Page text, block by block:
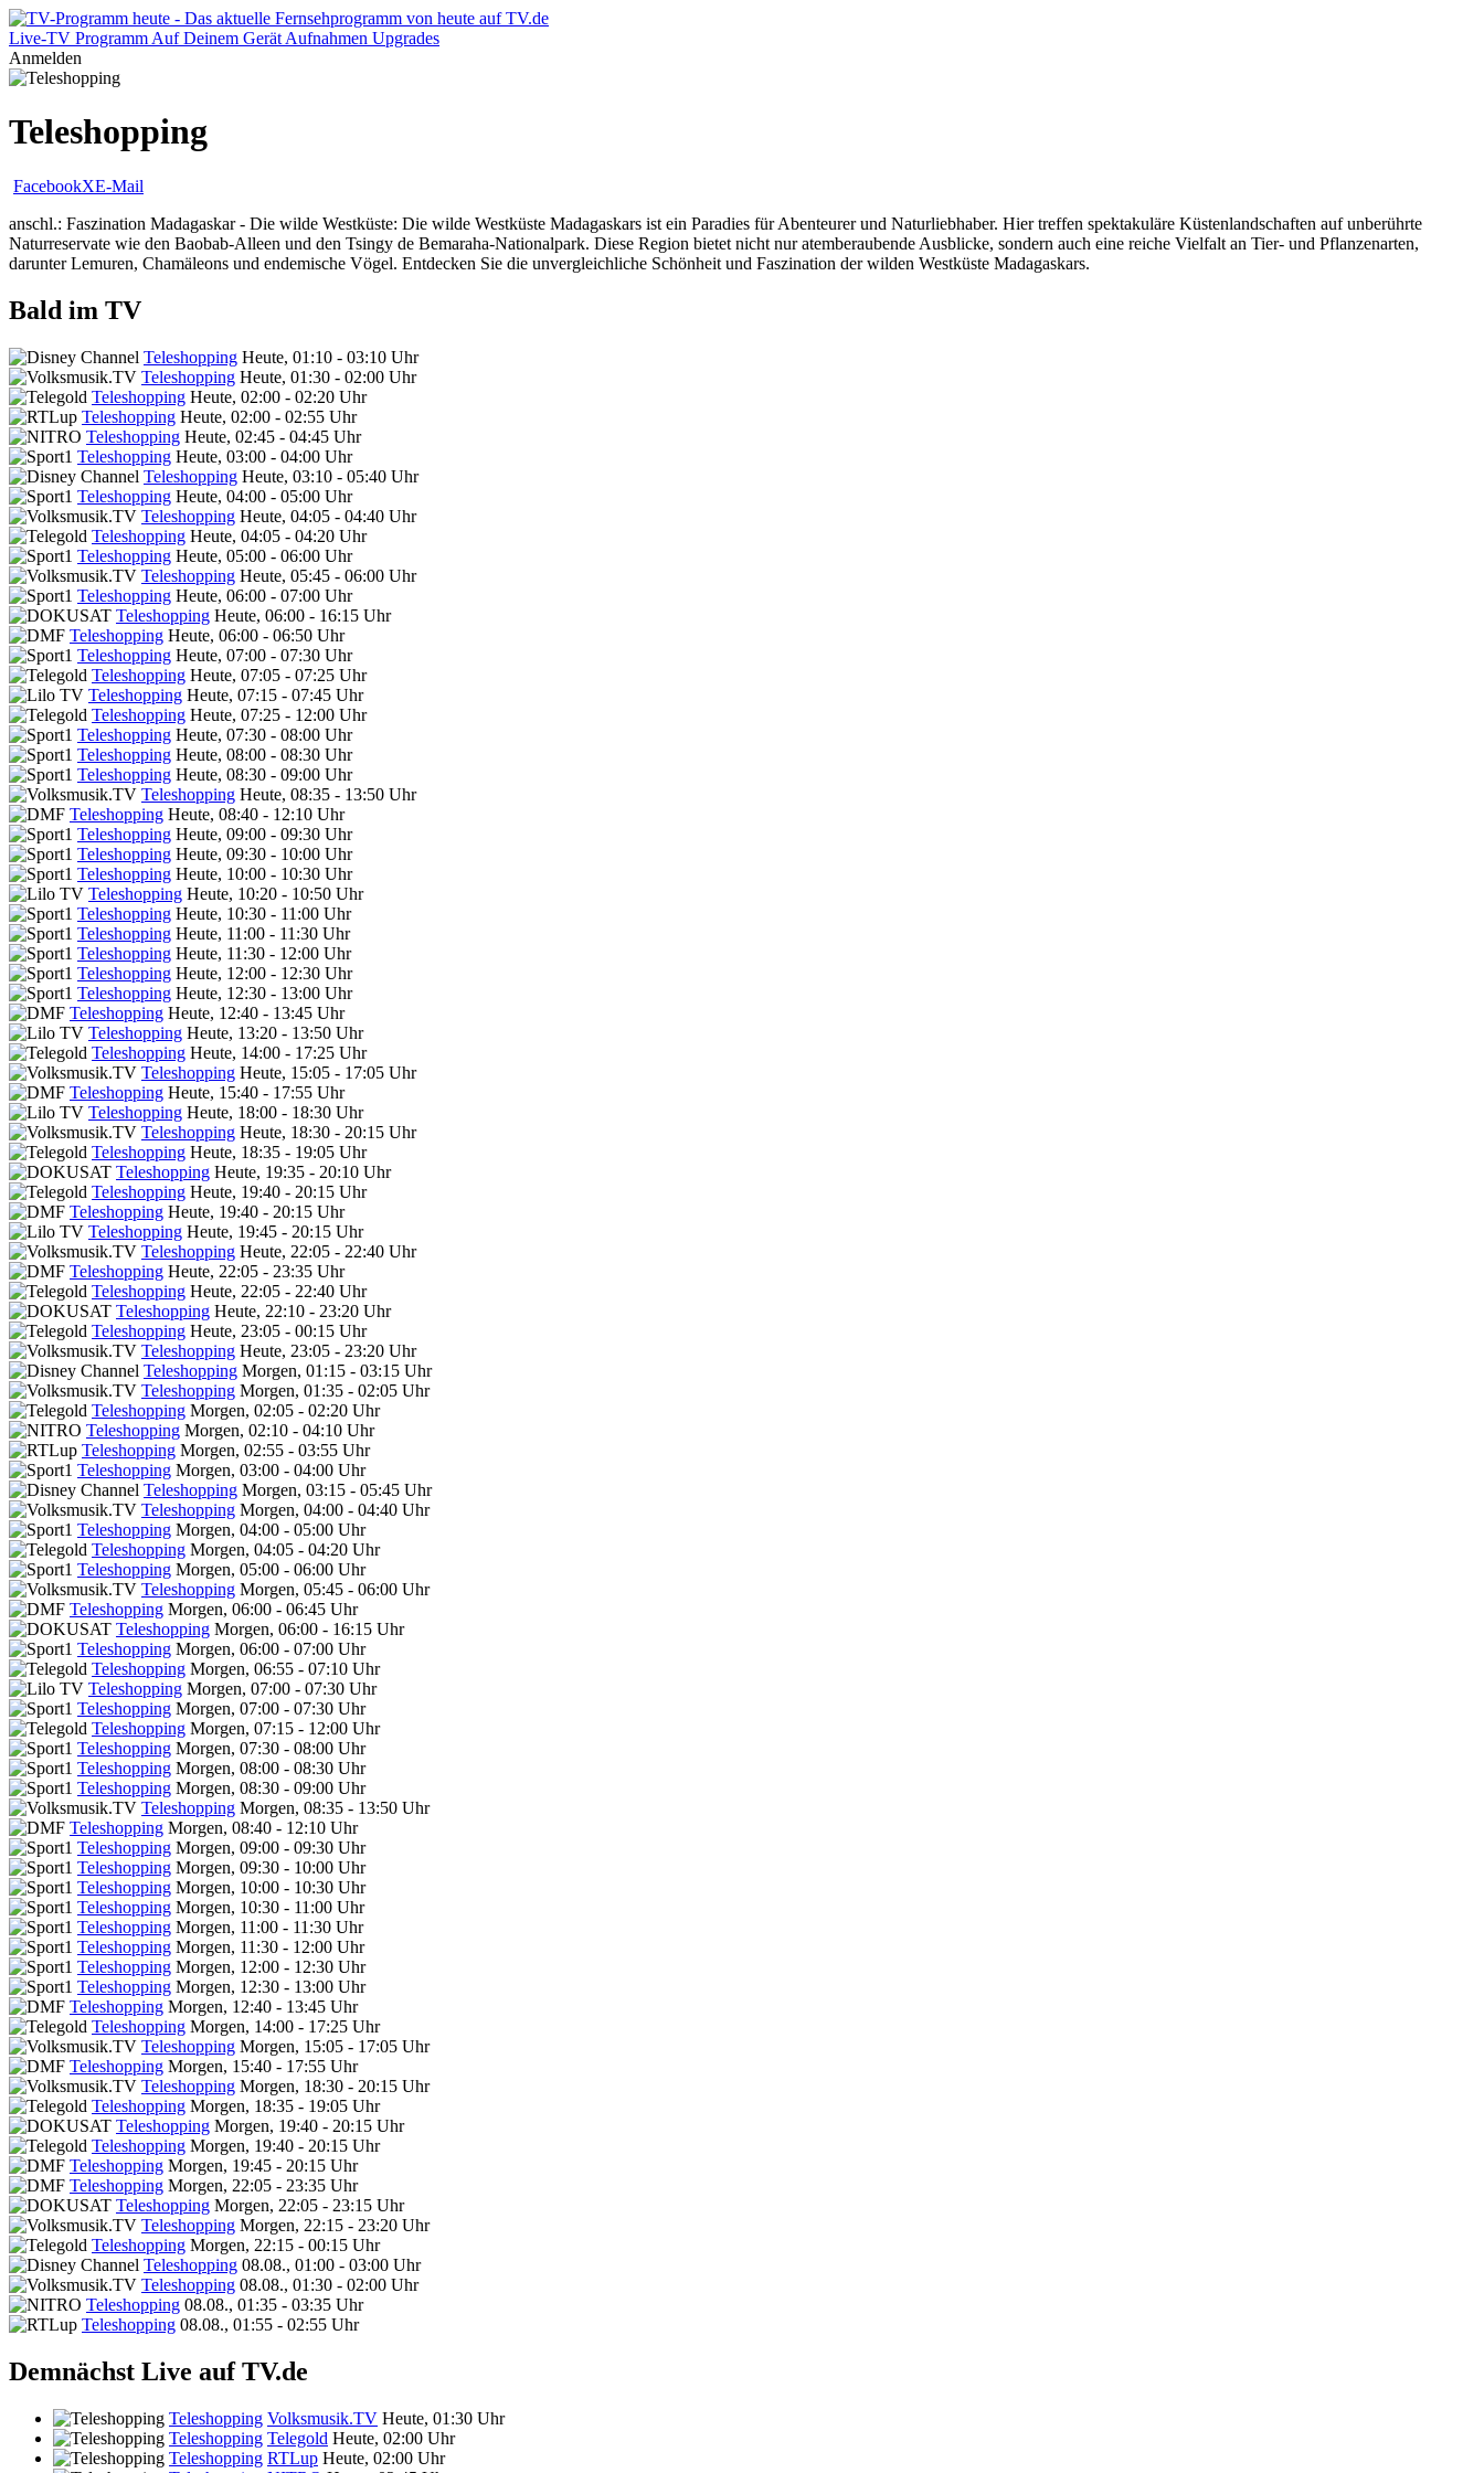
Live-TV Programm Auf Deinem Gerät Aufnahmen Upgrades
Anmelden
Teleshopping
FacebookXE-Mail
anschl.: Faszination Madagaskar - Die wilde Westküste: Die wilde Westküste Madagaskars ist ein Paradies für Abenteurer und Naturliebhaber. Hier treffen spektakuläre Küstenlandschaften auf unberührte
Naturreservate wie den Baobab-Alleen und den Tsingy de Bemaraha-Nationalpark. Diese Region bietet nicht nur atemberaubende Ausblicke, sondern auch eine reiche Vielfalt an Tier- und Pflanzenarten,
darunter Lemuren, Chamäleons und endemische Vögel. Entdecken Sie die unvergleichliche Schönheit und Faszination der wilden Westküste Madagaskars.
Bald im TV
Teleshopping Heute, 01:10 - 03:10 Uhr
Teleshopping Heute, 01:30 - 02:00 Uhr
Teleshopping Heute, 02:00 - 02:20 Uhr
Teleshopping Heute, 02:00 - 02:55 Uhr
Teleshopping Heute, 02:45 - 04:45 Uhr
Teleshopping Heute, 03:00 - 04:00 Uhr
Teleshopping Heute, 03:10 - 05:40 Uhr
Teleshopping Heute, 04:00 - 05:00 Uhr
Teleshopping Heute, 04:05 - 04:40 Uhr
Teleshopping Heute, 04:05 - 04:20 Uhr
Teleshopping Heute, 05:00 - 06:00 Uhr
Teleshopping Heute, 05:45 - 06:00 Uhr
Teleshopping Heute, 06:00 - 07:00 Uhr
Teleshopping Heute, 06:00 - 16:15 Uhr
Teleshopping Heute, 06:00 - 06:50 Uhr
Teleshopping Heute, 07:00 - 07:30 Uhr
Teleshopping Heute, 07:05 - 07:25 Uhr
Teleshopping Heute, 07:15 - 07:45 Uhr
Teleshopping Heute, 07:25 - 12:00 Uhr
Teleshopping Heute, 07:30 - 08:00 Uhr
Teleshopping Heute, 08:00 - 08:30 Uhr
Teleshopping Heute, 08:30 - 09:00 Uhr
Teleshopping Heute, 08:35 - 13:50 Uhr
Teleshopping Heute, 08:40 - 12:10 Uhr
Teleshopping Heute, 09:00 - 09:30 Uhr
Teleshopping Heute, 09:30 - 10:00 Uhr
Teleshopping Heute, 10:00 - 10:30 Uhr
Teleshopping Heute, 10:20 - 10:50 Uhr
Teleshopping Heute, 10:30 - 11:00 Uhr
Teleshopping Heute, 11:00 - 11:30 Uhr
Teleshopping Heute, 11:30 - 12:00 Uhr
Teleshopping Heute, 12:00 - 12:30 Uhr
Teleshopping Heute, 12:30 - 13:00 Uhr
Teleshopping Heute, 12:40 - 13:45 Uhr
Teleshopping Heute, 13:20 - 13:50 Uhr
Teleshopping Heute, 14:00 - 17:25 Uhr
Teleshopping Heute, 15:05 - 17:05 Uhr
Teleshopping Heute, 15:40 - 17:55 Uhr
Teleshopping Heute, 18:00 - 18:30 Uhr
Teleshopping Heute, 18:30 - 20:15 Uhr
Teleshopping Heute, 18:35 - 19:05 Uhr
Teleshopping Heute, 19:35 - 20:10 Uhr
Teleshopping Heute, 19:40 - 20:15 Uhr
Teleshopping Heute, 19:40 - 20:15 Uhr
Teleshopping Heute, 19:45 - 20:15 Uhr
Teleshopping Heute, 22:05 - 22:40 Uhr
Teleshopping Heute, 22:05 - 23:35 Uhr
Teleshopping Heute, 22:05 - 22:40 Uhr
Teleshopping Heute, 22:10 - 23:20 Uhr
Teleshopping Heute, 23:05 - 00:15 Uhr
Teleshopping Heute, 23:05 - 23:20 Uhr
Teleshopping Morgen, 01:15 - 03:15 Uhr
Teleshopping Morgen, 01:35 - 02:05 Uhr
Teleshopping Morgen, 02:05 - 02:20 Uhr
Teleshopping Morgen, 02:10 - 04:10 Uhr
Teleshopping Morgen, 02:55 - 03:55 Uhr
Teleshopping Morgen, 03:00 - 04:00 Uhr
Teleshopping Morgen, 03:15 - 05:45 Uhr
Teleshopping Morgen, 04:00 - 04:40 Uhr
Teleshopping Morgen, 04:00 - 05:00 Uhr
Teleshopping Morgen, 04:05 - 04:20 Uhr
Teleshopping Morgen, 05:00 - 06:00 Uhr
Teleshopping Morgen, 05:45 - 06:00 Uhr
Teleshopping Morgen, 06:00 - 06:45 Uhr
Teleshopping Morgen, 06:00 - 16:15 Uhr
Teleshopping Morgen, 06:00 - 07:00 Uhr
Teleshopping Morgen, 06:55 - 07:10 Uhr
Teleshopping Morgen, 07:00 - 07:30 Uhr
Teleshopping Morgen, 07:00 - 07:30 Uhr
Teleshopping Morgen, 07:15 - 12:00 Uhr
Teleshopping Morgen, 07:30 - 08:00 Uhr
Teleshopping Morgen, 08:00 - 08:30 Uhr
Teleshopping Morgen, 08:30 - 09:00 Uhr
Teleshopping Morgen, 08:35 - 13:50 Uhr
Teleshopping Morgen, 08:40 - 12:10 Uhr
Teleshopping Morgen, 09:00 - 09:30 Uhr
Teleshopping Morgen, 09:30 - 10:00 Uhr
Teleshopping Morgen, 10:00 - 10:30 Uhr
Teleshopping Morgen, 10:30 - 11:00 Uhr
Teleshopping Morgen, 11:00 - 11:30 Uhr
Teleshopping Morgen, 11:30 - 12:00 Uhr
Teleshopping Morgen, 12:00 - 12:30 Uhr
Teleshopping Morgen, 12:30 - 13:00 Uhr
Teleshopping Morgen, 12:40 - 13:45 Uhr
Teleshopping Morgen, 14:00 - 17:25 Uhr
Teleshopping Morgen, 15:05 - 17:05 Uhr
Teleshopping Morgen, 15:40 - 17:55 Uhr
Teleshopping Morgen, 18:30 - 20:15 Uhr
Teleshopping Morgen, 18:35 - 19:05 Uhr
Teleshopping Morgen, 19:40 - 20:15 Uhr
Teleshopping Morgen, 19:40 - 20:15 Uhr
Teleshopping Morgen, 19:45 - 20:15 Uhr
Teleshopping Morgen, 22:05 - 23:35 Uhr
Teleshopping Morgen, 22:05 - 23:15 Uhr
Teleshopping Morgen, 22:15 - 23:20 Uhr
Teleshopping Morgen, 22:15 - 00:15 Uhr
Teleshopping 08.08., 01:00 - 03:00 Uhr
Teleshopping 08.08., 01:30 - 02:00 Uhr
Teleshopping 08.08., 01:35 - 03:35 Uhr
Teleshopping 08.08., 01:55 - 02:55 Uhr
Demnächst Live auf TV.de
Teleshopping Volksmusik.TV Heute, 01:30 Uhr
Teleshopping Telegold Heute, 02:00 Uhr
Teleshopping RTLup Heute, 02:00 Uhr